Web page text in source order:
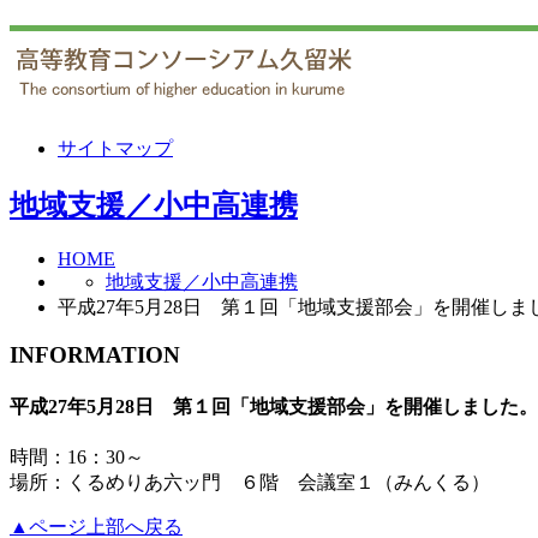
サイトマップ
地域支援／小中高連携
HOME
地域支援／小中高連携
平成27年5月28日 第１回「地域支援部会」を開催しま
INFORMATION
平成27年5月28日 第１回「地域支援部会」を開催しました。
時間：16：30～
場所：くるめりあ六ッ門 ６階 会議室１（みんくる）
▲ページ上部へ戻る